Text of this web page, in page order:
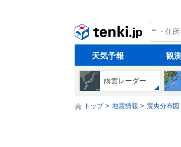
tenki.jp
天気予報 観測
雨雲レーダー
トップ 地震情報 震央分布図